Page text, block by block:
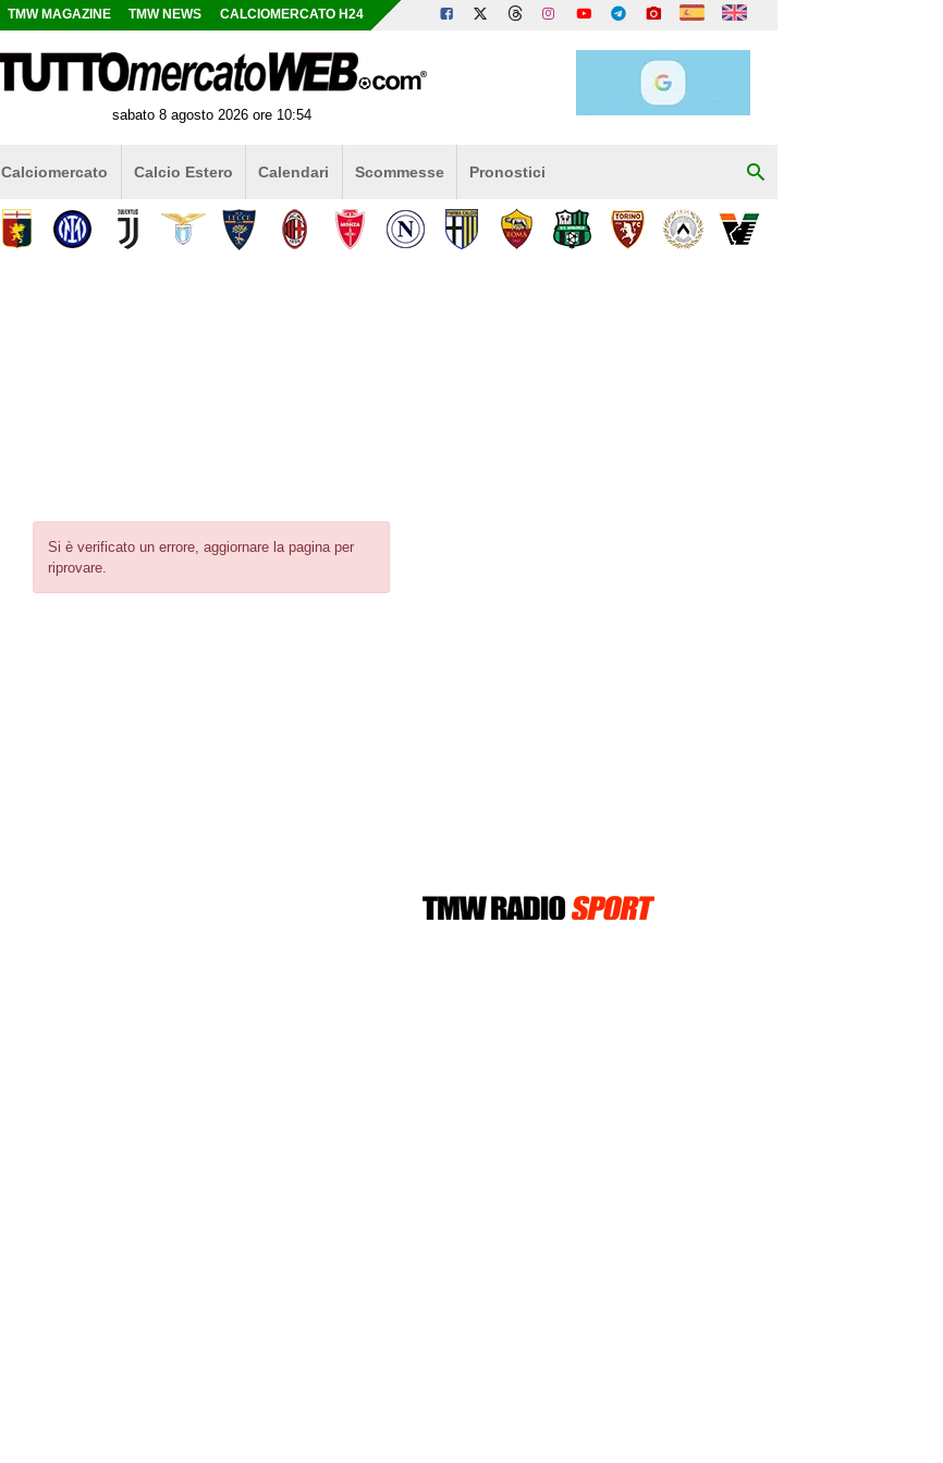
Si è verificato un errore, aggiornare la pagina per
riprovare.
TMW MAGAZINE TMW NEWS CALCIOMERCATO H24
sabato 8 agosto 2026 ore 10:54
Calciomercato Calcio Estero Calendari Scommesse Pronostici